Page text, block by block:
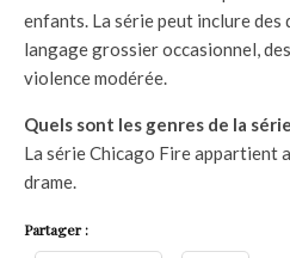
enfants. La série peut inclure
langage grossier occasionnel,
violence modérée.
Quels sont les genres de la
La série Chicago Fire appartient
drame.
Partager :